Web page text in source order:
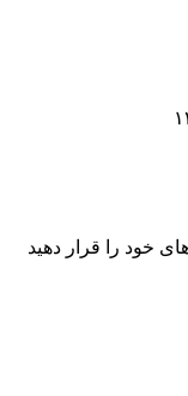
خود را قرار دهید